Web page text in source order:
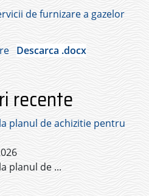
de furnizare a gazelor
Descarca .docx
recente
planul de achizitie pentru
planul de ...